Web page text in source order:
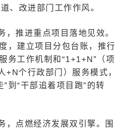
、改进部门工作作风。
，推进重点项目落地见效。
，建立项目分包台账，推行
务工作机制和“1+1+N”（项
+N个行政部门）服务模式，
到“干部追着项目跑”的转
，点燃经济发展双引擎。围